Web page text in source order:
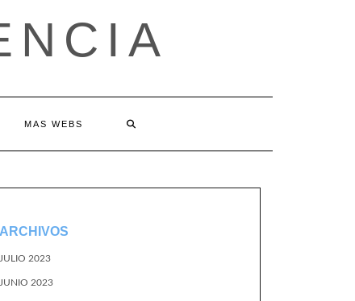
MAS WEBS
ARCHIVOS
JULIO 2023
JUNIO 2023